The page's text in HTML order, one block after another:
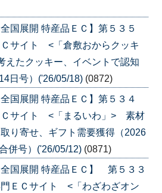
国展開 特産品ＥＣ】第５３５
サイト <「倉敷おからクッキ
たクッキー、イベントで認知
日号）('26/05/18) (0872)
国展開 特産品ＥＣ】第５３４
サイト <「まるいわ」> 素材
り寄せ、ギフト需要獲得（2026
併号）('26/05/12) (0871)
全国展開 特産品ＥＣ】 第５３３
ＥＣサイト <「わざわざオン